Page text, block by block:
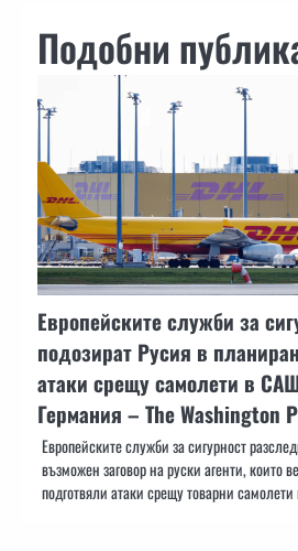
Подобни
Европейските служби за
подозират Русия в
атаки срещу самолети в
Германия – The Washington
Европейските служби за сигурност
възможен заговор на руски агенти, които
подготвяли атаки срещу товарни